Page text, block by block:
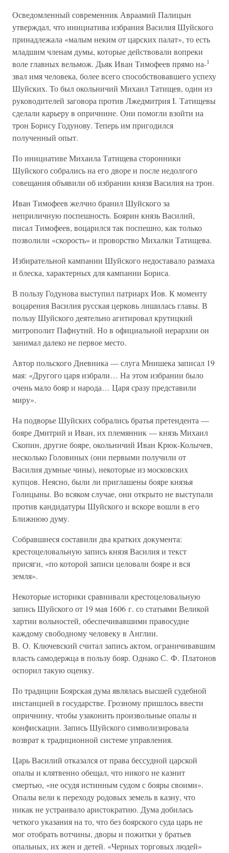
Осведомленный современник Авраамий Палицын
утверждал, что инициатива избрания Василия Шуйского
принадлежала «малым неким от царских палат», то есть
младшим членам думы, которые действовали вопреки
воле главных вельмож. Дьяк Иван Тимофеев прямо на-1
звал имя человека, более всего способствовавшего успеху
Шуйских. То был окольничий Михаил Татищев, один из
руководителей заговора против Лжедмитрия I. Татищевы
сделали карьеру в опричнине. Они помогли взойти на
трон Борису Годунову. Теперь им пригодился
полученный опыт.
По инициативе Михаила Татищева сторонники
Шуйского собрались на его дворе и после недолгого
совещания объявили об избрании князя Василия на трон.
Иван Тимофеев желчно бранил Шуйского за
неприличную поспешность. Боярин князь Василий,
писал Тимофеев, воцарился так поспешно, как только
позволили «скорость» и проворство Михалки Татищева.
Избирательной кампании Шуйского недоставало размаха
и блеска, характерных для кампании Бориса.
В пользу Годунова выступил патриарх Иов. К моменту
воцарения Василия русская церковь лишилась главы. В
пользу Шуйского деятельно агитировал крутицкий
митрополит Пафнутий. Но в официальной иерархии он
занимал далеко не первое место.
Автор польского Дневника — слуга Мнишека записал 19
мая: «Другого царя избрали… На этом избрании было
очень мало бояр и народа… Царя сразу представили
миру».
На подворье Шуйских собрались братья претендента —
бояре Дмитрий и Иван, их племянник — князь Михаил
Скопин, другие бояре, окольничий Иван Крюк-Колычев,
несколько Головиных (они первыми получили от
Василия думные чины), некоторые из московских
купцов. Неясно, были ли приглашены бояре князья
Голицыны. Во всяком случае, они открыто не выступали
против кандидатуры Шуйского и вскоре вошли в его
Ближнюю думу.
Собравшиеся составили два кратких документа:
крестоцеловальную запись князя Василия и текст
присяги, «по которой записи целовали бояре и вся
земля».
Некоторые историки сравнивали крестоцеловальную
запись Шуйского от 19 мая 1606 г. со статьями Великой
хартии вольностей, обеспечивавшими правосудие
каждому свободному человеку в Англии.
В. О. Ключевский считал запись актом, ограничивавшим
власть самодержца в пользу бояр. Однако С. Ф. Платонов
оспорил такую оценку.
По традиции Боярская дума являлась высшей судебной
инстанцией в государстве. Грозному пришлось ввести
опричнину, чтобы узаконить произвольные опалы и
конфискации. Запись Шуйского символизировала
возврат к традиционной системе управления.
Царь Василий отказался от права бессудной царской
опалы и клятвенно обещал, что никого не казнит
смертью, «не осудя истинным судом с бояры своими».
Опалы вели к переходу родовых земель в казну, что
никак не устраивало аристократию. Дума добилась
четкого указания на то, что без боярского суда царь не
мог отобрать вотчины, дворы и пожитки у братьев
опальных, их жен и детей. «Черных торговых людей»